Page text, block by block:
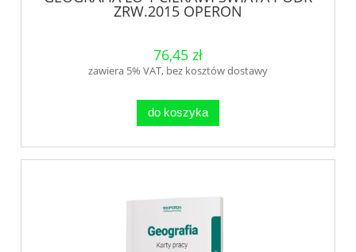
ZRW.2015 OPERON
76,45 zł
zawiera 5% VAT, bez kosztów dostawy
do koszyka